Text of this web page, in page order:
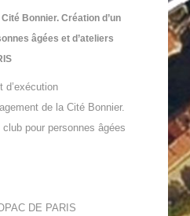
Bonnier. Création d’un
âgées et d’ateliers
d’exécution
de la Cité Bonnier.
club pour personnes âgées
DE PARIS